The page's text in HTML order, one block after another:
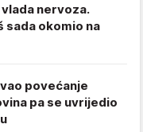
nervoza.
sada okomio na
povećanje
pa se uvrijedio